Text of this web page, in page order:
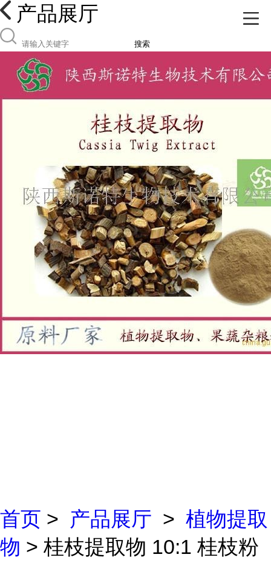
产品展厅
搜索
首页 > 产品展厅 > 植物提取
物 > 桂枝提取物 10:1 桂枝粉